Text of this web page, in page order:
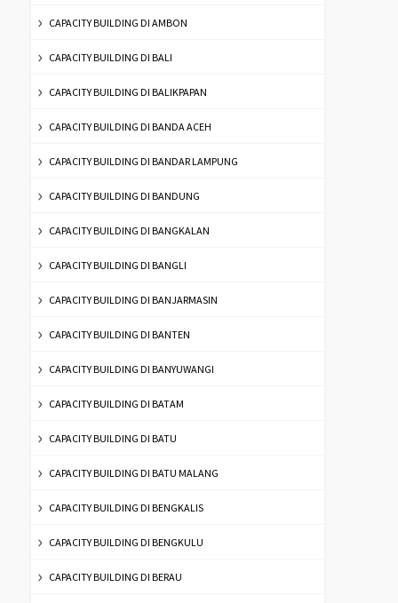
CAPACITY BUILDING DI AMBON
CAPACITY BUILDING DI BALI
CAPACITY BUILDING DI BALIKPAPAN
CAPACITY BUILDING DI BANDA ACEH
CAPACITY BUILDING DI BANDAR LAMPUNG
CAPACITY BUILDING DI BANDUNG
CAPACITY BUILDING DI BANGKALAN
CAPACITY BUILDING DI BANGLI
CAPACITY BUILDING DI BANJARMASIN
CAPACITY BUILDING DI BANTEN
CAPACITY BUILDING DI BANYUWANGI
CAPACITY BUILDING DI BATAM
CAPACITY BUILDING DI BATU
CAPACITY BUILDING DI BATU MALANG
CAPACITY BUILDING DI BENGKALIS
CAPACITY BUILDING DI BENGKULU
CAPACITY BUILDING DI BERAU